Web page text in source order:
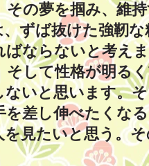
の夢を掴み、維
ば抜けた強靭な
ならないと考え
して性格が明る
いと思います。
差し伸べたくな
見たいと思う。